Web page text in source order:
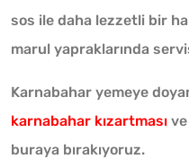
sos ile daha lezzetli bir
marul yapraklarında
Karnabahar yemeye
karnabahar kızartması ve
buraya bırakıyoruz.